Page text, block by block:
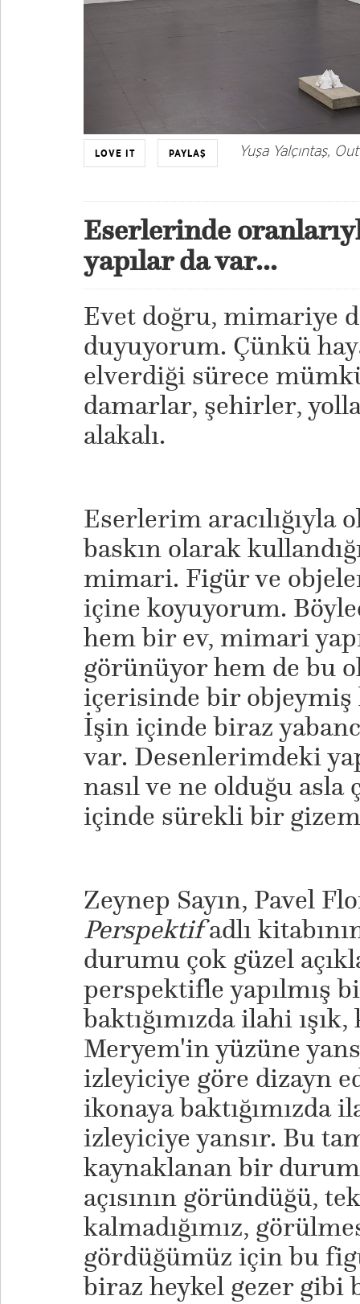
LOVE IT PAYLAŞ Yuşa Yalçıntaş,
Eserlerinde
yapılar da var...
Evet doğru, mimariye
duyuyorum. Çünkü
elverdiği sürece
damarlar, şehirler,
alakalı.
Eserlerim aracılığıyla
baskın olarak
mimari. Figür ve
içine koyuyorum.
hem bir ev, mimari
görünüyor hem de bu
içerisinde bir objeymiş
İşin içinde biraz
var. Desenlerimdeki
nasıl ve ne olduğu
içinde sürekli bir
Zeynep Sayın, Pavel
Perspektifadlı
durumu çok güzel
perspektifle yapılmış
baktığımızda ilahi
Meryem'in yüzüne
izleyiciye göre dizayn
ikonaya baktığımızda
izleyiciye yansır. Bu
kaynaklanan bir
açısının göründüğü,
kalmadığımız,
gördüğümüz için bu
biraz heykel gezer gibi